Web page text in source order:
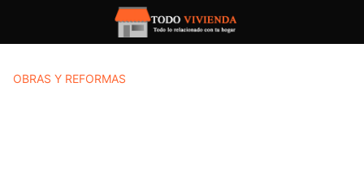
OBRAS Y REFORMAS